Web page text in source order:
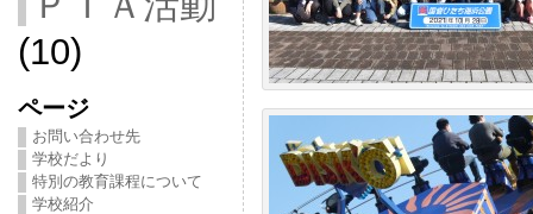
(10)
ページ
お問い合わせ先
学校だより
特別の教育課程について
学校紹介